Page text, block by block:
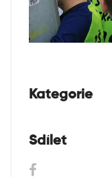
Kategorie
Sdílet